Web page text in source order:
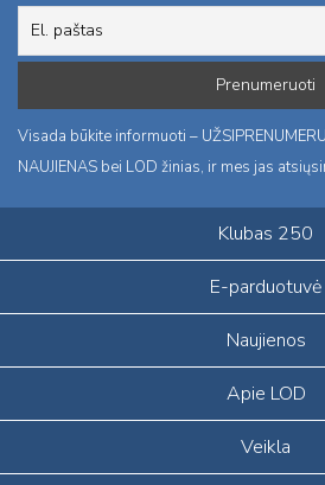
Visada būkite informuoti –
NAUJIENAS bei LOD žinias, ir mes jas
Klubas 250
E-parduotuvė
Naujienos
Apie LOD
Veikla